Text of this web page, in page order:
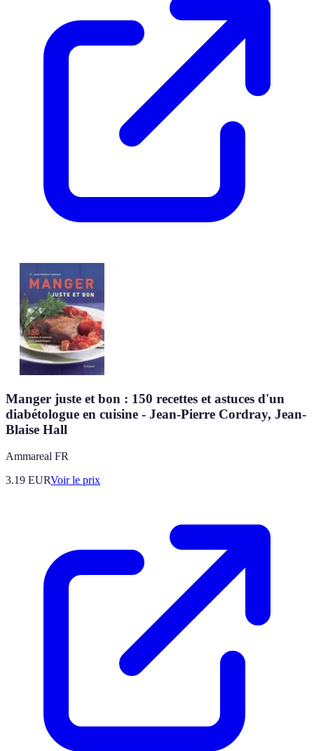
Manger juste et bon : 150 recettes et astuces d'un
diabétologue en cuisine - Jean-Pierre Cordray, Jean-
Blaise Hall
Ammareal FR
3.19 EURVoir le prix